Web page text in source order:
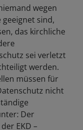
wegen
sind,
das kirchliche
sei verletzt
werden.
müssen für
nicht
Der
EKD –